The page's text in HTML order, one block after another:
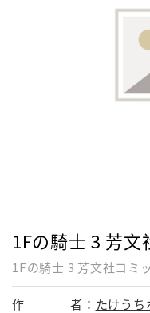
1Fの騎士 3 芳文
1Fの騎士 3 芳文社コミ
作 者： たけう